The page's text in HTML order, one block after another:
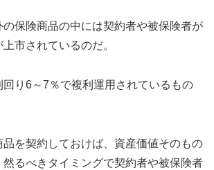
の保険商品の中には契約者や被保険者が
市されているのだ。
回り6～7％で複利運用されているもの
を契約しておけば、資産価値そのもの
然るべきタイミングで契約者や被保険者